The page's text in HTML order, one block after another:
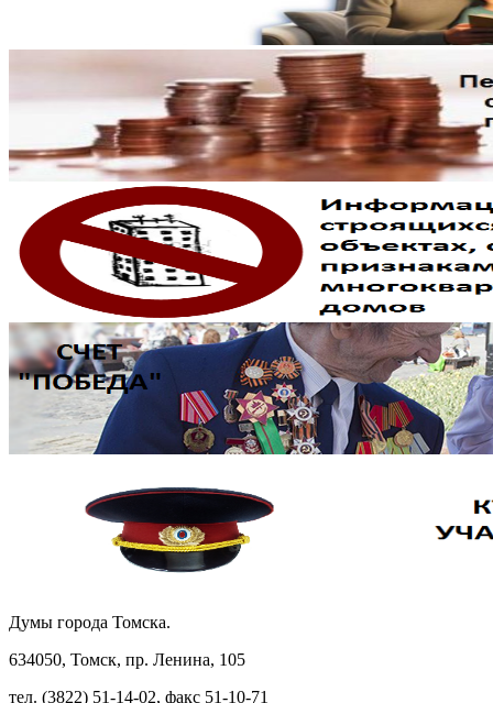
Думы города Томска.
634050, Томск, пр. Ленина, 105
тел. (3822) 51-14-02, факс 51-10-71